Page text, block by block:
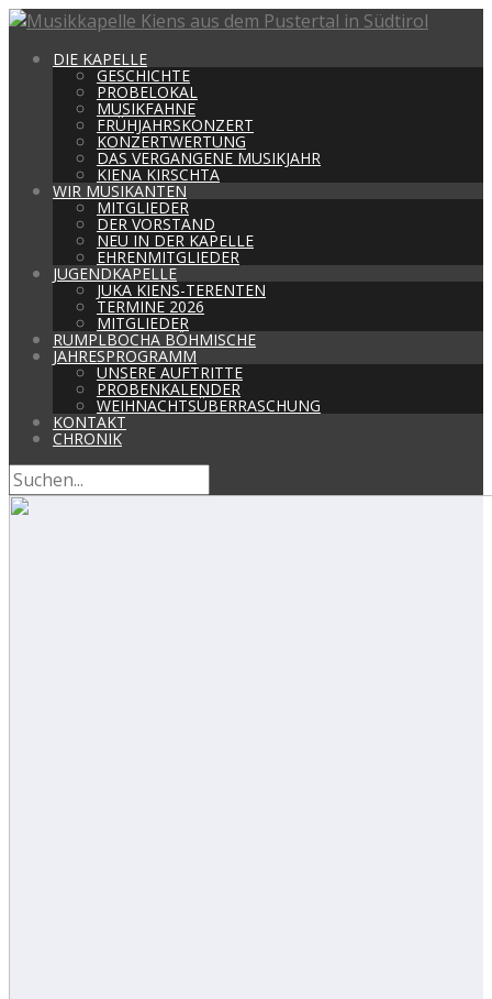
DIE KAPELLE
GESCHICHTE
PROBELOKAL
MUSIKFAHNE
FRÜHJAHRSKONZERT
KONZERTWERTUNG
DAS VERGANGENE MUSIKJAHR
KIENA KIRSCHTA
WIR MUSIKANTEN
MITGLIEDER
DER VORSTAND
NEU IN DER KAPELLE
EHRENMITGLIEDER
JUGENDKAPELLE
JUKA KIENS-TERENTEN
TERMINE 2026
MITGLIEDER
RUMPLBOCHA BÖHMISCHE
JAHRESPROGRAMM
UNSERE AUFTRITTE
PROBENKALENDER
WEIHNACHTSÜBERRASCHUNG
KONTAKT
CHRONIK